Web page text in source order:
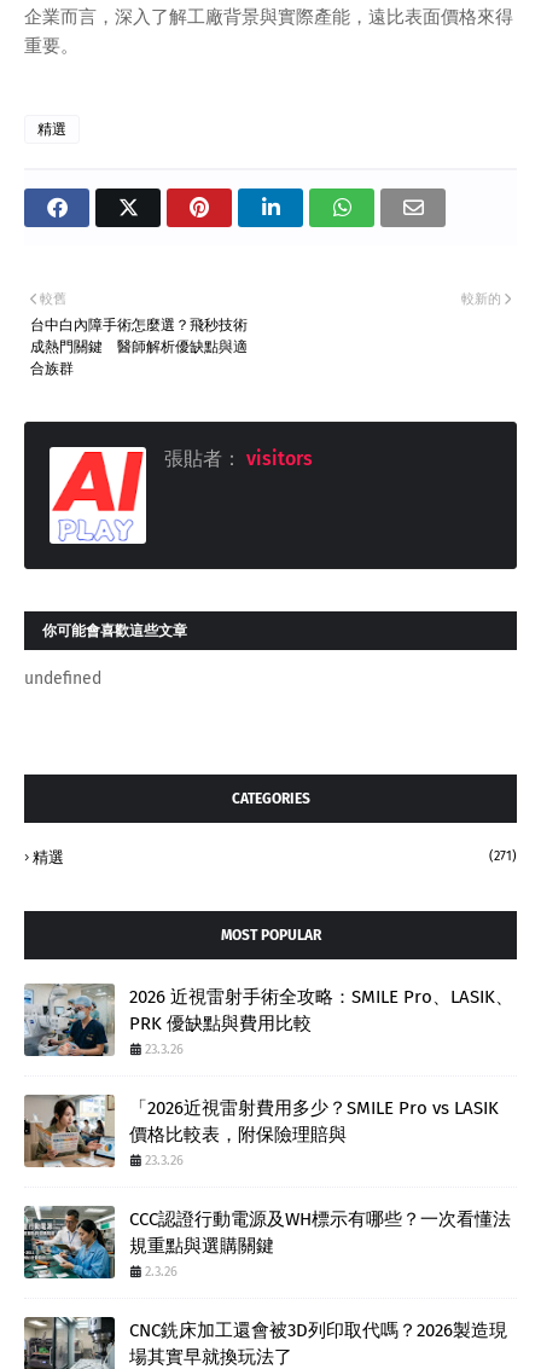
企業而言，深入了解工廠背景與實際產能，遠比表面價格來得
重要。
精選
較新的
較舊
台中白內障手術怎麼選？飛秒技術
成熱門關鍵 醫師解析優缺點與適
合族群
張貼者： visitors
你可能會喜歡這些文章
undefined
CATEGORIES
精選 (271)
MOST POPULAR
2026 近視雷射手術全攻略：SMILE Pro、LASIK、
PRK 優缺點與費用比較
23.3.26
「2026近視雷射費用多少？SMILE Pro vs LASIK
價格比較表，附保險理賠與
23.3.26
CCC認證行動電源及WH標示有哪些？一次看懂法
規重點與選購關鍵
2.3.26
CNC銑床加工還會被3D列印取代嗎？2026製造現
場其實早就換玩法了